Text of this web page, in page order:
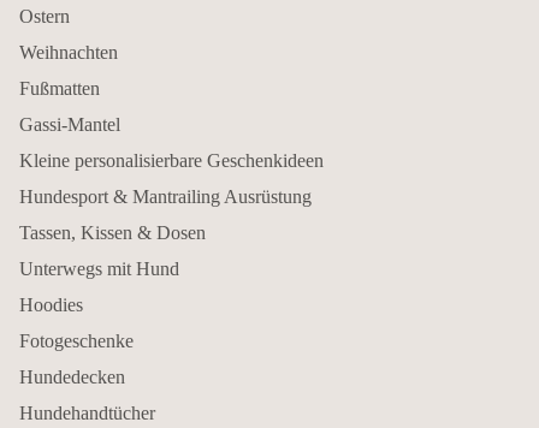
Ostern
Weihnachten
Fußmatten
Gassi-Mantel
Kleine personalisierbare Geschenkideen
Hundesport & Mantrailing Ausrüstung
Tassen, Kissen & Dosen
Unterwegs mit Hund
Hoodies
Fotogeschenke
Hundedecken
Hundehandtücher